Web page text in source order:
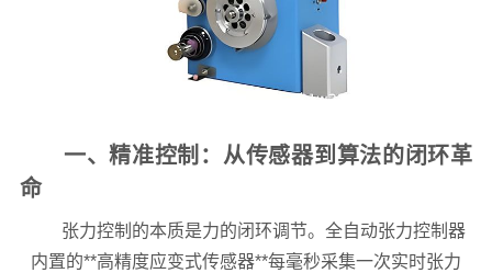
一、精准控制：从传感器到算法的闭环革
命
张力控制的本质是力的闭环调节。全自动张力控制器
内置的**高精度应变式传感器**每毫秒采集一次实时张力